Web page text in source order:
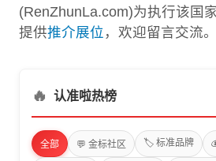
(RenZhunLa.com)为执行该国
提供推介展位 ，欢迎留言交流。
🔥 认准啦热榜
全部 💬 金标社区 🏷️ 标准品牌